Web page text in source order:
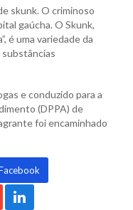
skunk. O criminoso
gaúcha. O Skunk,
é uma variedade da
substâncias
e conduzido para a
(DPPA) de
foi encaminhado